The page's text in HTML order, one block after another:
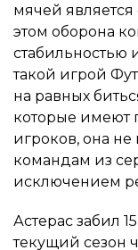
мячей
этом оборона
такой игрой
на равных
которые имеют
игроков, она не
командам из
исключением
Астерас забил
текущий сезон